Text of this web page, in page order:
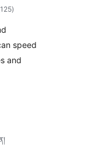
གདེང་
འཇོག་
)
speed
and